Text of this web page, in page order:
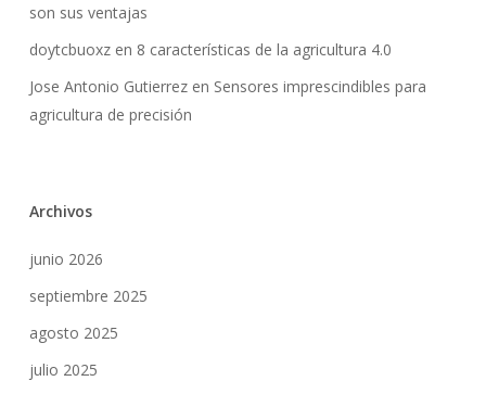
son sus ventajas
doytcbuoxzen 8 características de la agricultura 4.0
Jose Antonio Gutierrezen Sensores imprescindibles para
agricultura de precisión
Archivos
junio 2026
septiembre 2025
agosto 2025
julio 2025